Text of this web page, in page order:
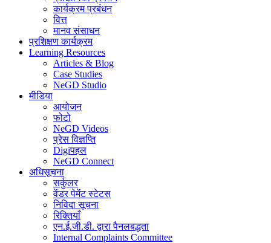
कार्यक्रम प्रबंधन
वित्त
मानव संसाधन
प्रशिक्षण कार्यक्रम
Learning Resources
Articles & Blog
Case Studies
NeGD Studio
मीडिया
आयोजन
फोटो
NeGD Videos
प्रेस विज्ञप्ति
Digiपहल
NeGD Connect
अधिसूचना
सर्कुलर
वेंडर पेमेंट स्टेटस
निविदा सूचना
रिक्तियाँ
एन.ई.जी.डी. द्वारा पैनलबद्धता
Internal Complaints Committee